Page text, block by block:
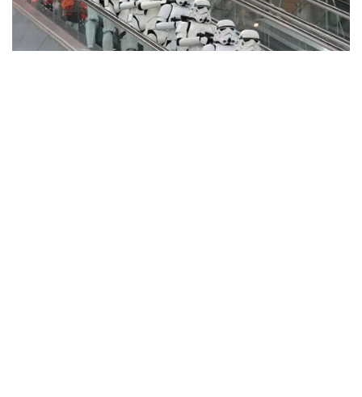
Viral Alutsista Berjejer di Monas Dikaitkan
Demo Besar, Mabes TNI Beri Penjelasan
Berita Viral 2
X